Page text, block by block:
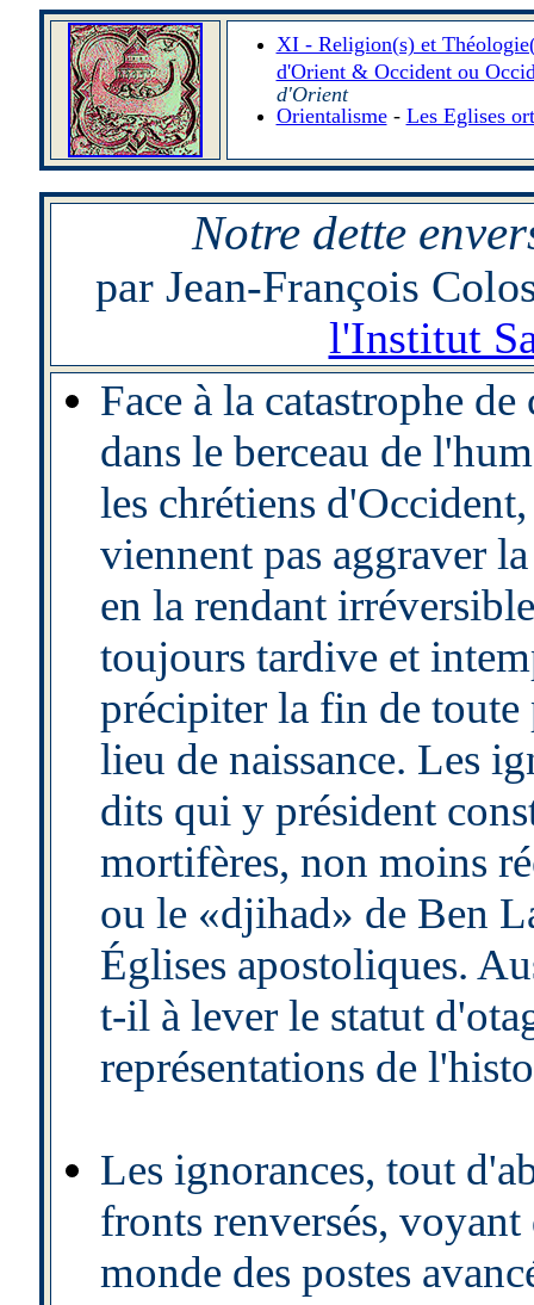
XI - Religion(s) et
d'Orient & Occident ou
d'Orient
Orientalisme- Les Eglises
Notre dette
par Jean-François
l'Institut
Face à la catastrophe
dans le berceau de
les chrétiens
viennent pas aggraver
en la rendant
toujours tardive et
précipiter la fin de toute
lieu de naissance. Les
dits qui y président
mortifères, non moins
ou le «djihad» de Ben
Églises apostoliques.
t-il à lever le statut
représentations de
Les ignorances, tout
fronts renversés,
monde des postes